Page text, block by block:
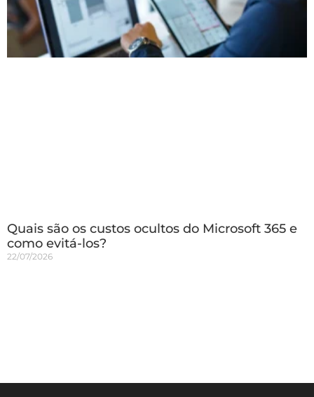
Quais são os custos ocultos do Microsoft 365 e
como evitá-los?
22/07/2026